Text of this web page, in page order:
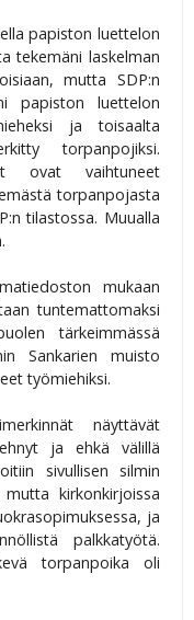
papiston luettelon
tekemäni laskelman
mutta SDP:n
papiston luettelon
ja toisaalta
torpanpojiksi.
ovat vaihtuneet
torpanpojasta
tilastossa. Muualla
mukaan
tuntemattomaksi
tärkeimmässä
Sankarien muisto
työmiehiksi.
näyttävät
ja ehkä välillä
sivullisen silmin
kirkonkirjoissa
ja
palkkatyötä.
torpanpoika oli